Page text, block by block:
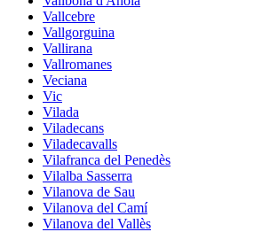
Vallcebre
Vallgorguina
Vallirana
Vallromanes
Veciana
Vic
Vilada
Viladecans
Viladecavalls
Vilafranca del Penedès
Vilalba Sasserra
Vilanova de Sau
Vilanova del Camí
Vilanova del Vallès